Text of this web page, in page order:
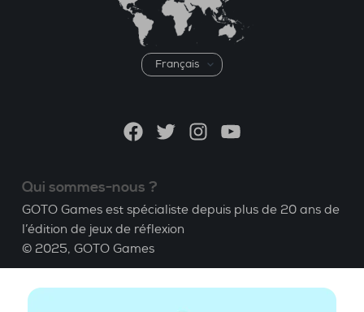
Choisir
une
FacebookTwitterInstagramYouTube
Qui sommes-nous ?
GOTO Games est spécialiste depuis plus de 20 ans de
l’édition de jeux de réflexion
© 2025, GOTO Games
A propos